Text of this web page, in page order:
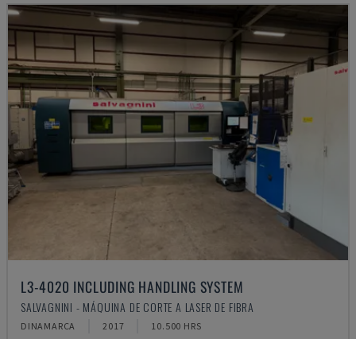
L3-4020 INCLUDING HANDLING SYSTEM
SALVAGNINI - MÁQUINA DE CORTE A LASER DE FIBRA
DINAMARCA 2017 10.500 HRS